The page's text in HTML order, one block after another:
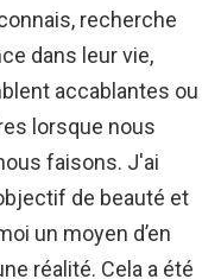
recherche
dans leur vie,
accablantes ou
lorsque nous
faisons. J'ai
de beauté et
un moyen d’en
réalité. Cela a été